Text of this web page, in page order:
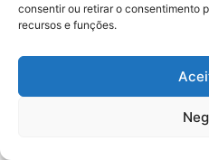
consentir ou retirar o consentimento
recursos e funções.
Acidente: A
professora se